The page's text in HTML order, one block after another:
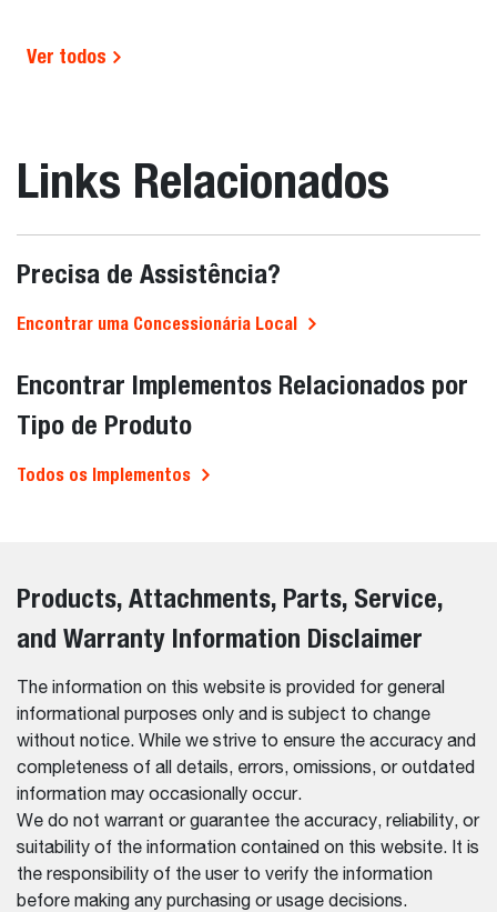
Ver todos
Links Relacionados
Precisa de Assistência?
Encontrar uma Concessionária Local
Encontrar Implementos Relacionados por
Tipo de Produto
Todos os Implementos
Products, Attachments, Parts, Service,
and Warranty Information Disclaimer
The information on this website is provided for general
informational purposes only and is subject to change
without notice. While we strive to ensure the accuracy and
completeness of all details, errors, omissions, or outdated
information may occasionally occur.
We do not warrant or guarantee the accuracy, reliability, or
suitability of the information contained on this website. It is
the responsibility of the user to verify the information
before making any purchasing or usage decisions.